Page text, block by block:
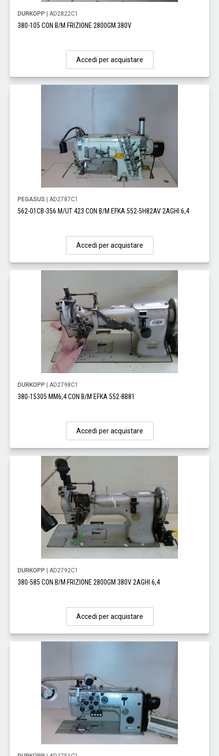
DURKOPP | AD2822C1
380-105 CON B/M FRIZIONE 2800GM 380V
Accedi per acquistare
PEGASUS | AD2787C1
562-01CB-356 M/UT 423 CON B/M EFKA 552-5H82AV 2AGHI 6,4
Accedi per acquistare
DURKOPP | AD2798C1
380-15305 MM6,4 CON B/M EFKA 552-8B81
Accedi per acquistare
DURKOPP | AD2792C1
380-585 CON B/M FRIZIONE 2800GM 380V 2AGHI 6,4
Accedi per acquistare